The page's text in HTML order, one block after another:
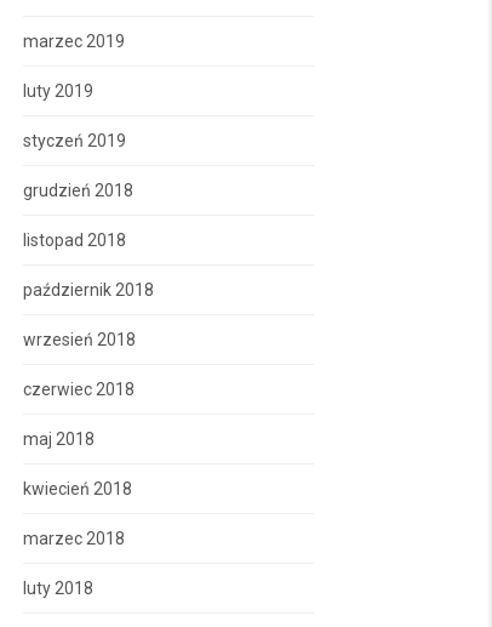
marzec 2019
luty 2019
styczeń 2019
grudzień 2018
listopad 2018
październik 2018
wrzesień 2018
czerwiec 2018
maj 2018
kwiecień 2018
marzec 2018
luty 2018